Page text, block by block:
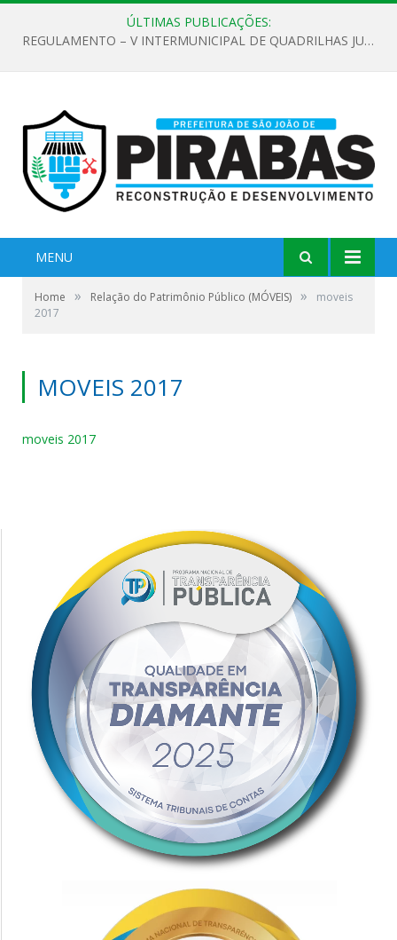
ÚLTIMAS PUBLICAÇÕES:
REGULAMENTO – V INTERMUNICIPAL DE QUADRILHAS JUNINAS 2026
MENU
Home » Relação do Patrimônio Público (MÓVEIS) »
moveis
2017
MOVEIS 2017
moveis 2017